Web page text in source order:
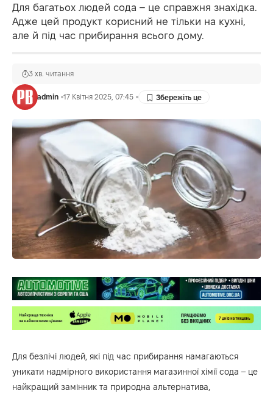
Для багатьох людей сода – це справжня знахідка.
Адже цей продукт корисний не тільки на кухні,
але й під час прибирання всього дому.
admin 17 Квітня 2025, 07:45
3 хв. читання
Для безлічі людей, які під час прибирання намагаються
уникати надмірного використання магазинної хімії сода – це
найкращий замінник та природна альтернатива,